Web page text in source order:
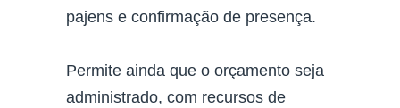
pajens e confirmação de presença.
Permite ainda que o orçamento seja
administrado, com recursos de